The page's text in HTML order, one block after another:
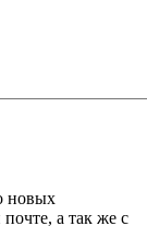
новых
а так же с